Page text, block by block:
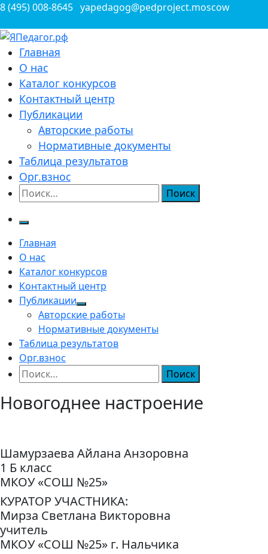
Перейти
содержимому
8 (495) 008-8645 yapedagog@pedproject.moscow
ЯПедагог.рф
Всероссийские конкурсы для педагогов
Главная
О нас
Каталог конкурсов
Контактный центр
Публикации
Авторские работы
Нормативные документы
Таблица результатов
Орг.взнос
Найти:
Главная
О нас
Каталог конкурсов
Контактный центр
Публикации
Авторские работы
Нормативные документы
Таблица результатов
Орг.взнос
Найти:
Новогоднее настроение
Шамурзаева Айлана Анзоровна
1 Б класс
МКОУ «СОШ №25»
КУРАТОР УЧАСТНИКА:
Мирза Светлана Викторовна
учитель
МКОУ «СОШ №25» г. Нальчика